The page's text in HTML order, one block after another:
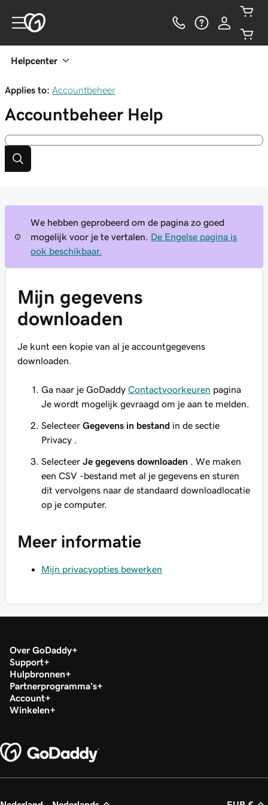
Helpcenter
Applies to: Accountbeheer
Accountbeheer Help
We hebben geprobeerd om de pagina zo goed
mogelijk voor je te vertalen.
De Engelse pagina is
ook beschikbaar.
Mijn gegevens
downloaden
Je kunt een kopie van al je accountgegevens
downloaden.
Ga naar je GoDaddy Contactvoorkeuren pagina
Je wordt mogelijk gevraagd om je aan te melden.
Selecteer Gegevens in bestand in de sectie
Privacy
Selecteer Je gegevens downloaden . We maken
een CSV -bestand met al je gegevens en sturen
dit vervolgens naar de standaard downloadlocatie
op je computer.
Meer informatie
Mijn privacyopties bewerken
Over GoDaddy
Support
Hulpbronnen
Partnerprogramma's
Account
Winkelen